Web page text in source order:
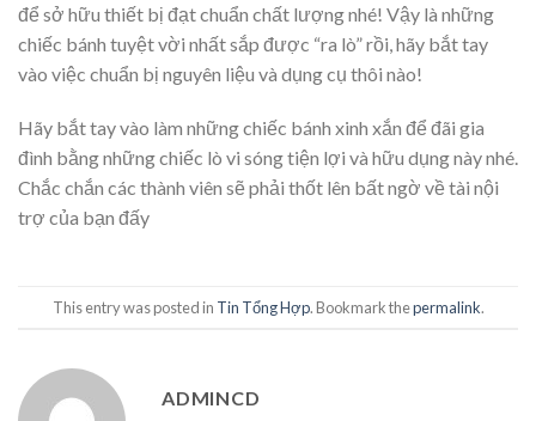
để sở hữu thiết bị đạt chuẩn chất lượng nhé! Vậy là những
chiếc bánh tuyệt vời nhất sắp được “ra lò” rồi, hãy bắt tay
vào việc chuẩn bị nguyên liệu và dụng cụ thôi nào!
Hãy bắt tay vào làm những chiếc bánh xinh xắn để đãi gia
đình bằng những chiếc lò vi sóng tiện lợi và hữu dụng này nhé.
Chắc chắn các thành viên sẽ phải thốt lên bất ngờ về tài nội
trợ của bạn đấy
This entry was posted in Tin Tổng Hợp. Bookmark thepermalink.
ADMINCD